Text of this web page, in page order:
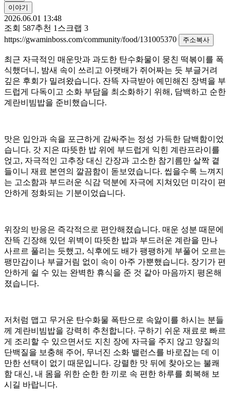
이야기
2026.06.01 13:48
조회 587추천 1 스크랩 3
https://gwaminboss.com/community/food/131005370
주소복사
최근 자극적인 매운맛과 과도한 탄수화물이 뭉친 떡볶이를 폭
식했더니, 밤새 속이 쓰리고 아랫배가 쥐어짜는 듯 부글거려
깊은 후회가 밀려왔습니다. 잔뜩 자극받아 예민해진 장벽을 부
드럽게 다독이고 소화 부담을 최소화하기 위해, 담백하고 순한
계란비빔밥을 준비했습니다.
맛은 입안과 속을 포근하게 감싸주는 정성 가득한 담백함이었
습니다. 갓 지은 따뜻한 밥 위에 부드럽게 익힌 계란프라이를
얹고, 자극적인 고추장 대신 간장과 고소한 참기름만 살짝 곁
들이니 재료 본연의 깔끔함이 돋보였습니다. 씹을수록 느껴지
는 고소함과 부드러운 식감 덕분에 자극에 지쳐있던 미각이 편
안하게 정화되는 기분이었습니다.
위장의 반응은 즉각적으로 편안해졌습니다. 매운 성분 때문에
잔뜩 긴장해 있던 위벽이 따뜻한 밥과 부드러운 계란을 만나
사르르 풀리는 듯했고, 식후에도 배가 팽팽하게 부풀어 오르는
팽만감이나 부글거림 없이 속이 아주 가뿐했습니다. 장기가 편
안하게 쉴 수 있는 완벽한 휴식을 준 것 같아 마음까지 평온해
졌습니다.
저처럼 맵고 무거운 탄수화물 폭탄으로 속앓이를 하시는 분들
께 계란비빔밥을 강력히 추천합니다. 구하기 쉬운 재료로 빠르
게 조리할 수 있으면서도 지친 장에 자극을 주지 않고 양질의
단백질을 보충해 주어, 무너진 소화 밸런스를 바로잡는 데 이
만한 선택이 없기 때문입니다. 강렬한 맛 뒤에 찾아오는 불쾌
함 대신, 내 몸을 위한 순한 한 끼로 속 편한 하루를 회복해 보
시길 바랍니다.